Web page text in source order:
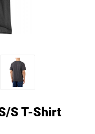
S T-Shirt